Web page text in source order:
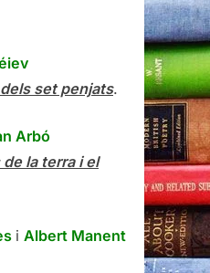
set penjats.
Arbó
la terra i el
i Albert Manent